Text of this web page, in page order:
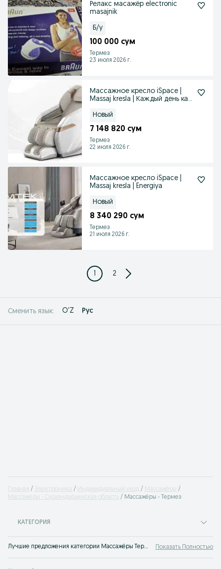
Релакс масажёр electronic
masajnik
Б/у
100 000 сум
Термез
23 июля 2026 г.
Массажное кресло iSpace |
Massaj kresla | Каждый день как
Новый
7 148 820 сум
Термез
22 июля 2026 г.
Массажное кресло iSpace |
Massaj kresla | Energiya
Новый
8 340 290 сум
Термез
21 июля 2026 г.
1 2
Сменить язык: O'Z Рус
Главная Электроника Индивидуальный уход
Массажёры
Массажёры - Сурхандарьинская область
Массажёры - Термез
КАТЕГОРИЯ
Лучшие предложения категории Массажёры Термез. Большой выбор товаров и услуг по выгодным ценам на OLX! Множество предложений на OLX.uz! Показать Полностью